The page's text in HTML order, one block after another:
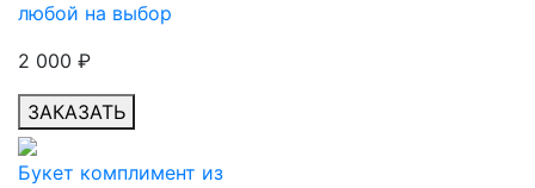
любой на выбор
2 000 ₽
ЗАКАЗАТЬ
Букет комплимент из